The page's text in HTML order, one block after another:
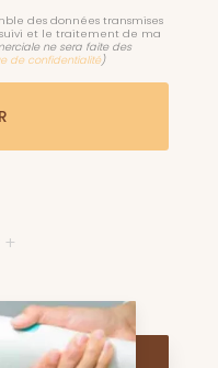
des données transmises
et le traitement de ma
ne sera faite des
de confidentialité)
+